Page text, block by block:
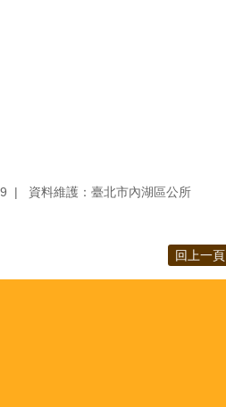
資料維護：臺北市內湖區公所
回上一頁